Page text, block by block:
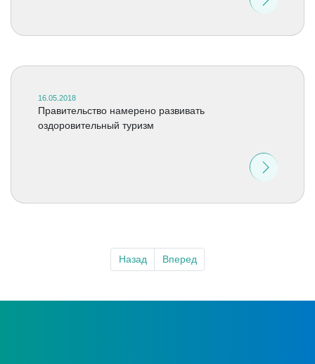
16.05.2018
Правительство намерено развивать
оздоровительный туризм
Назад Вперед